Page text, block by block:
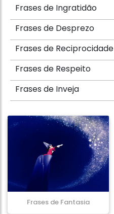
Frases de Ingratidão
Frases de Desprezo
Frases de Reciprocidade
Frases de Respeito
Frases de Inveja
Frases de Fantasia